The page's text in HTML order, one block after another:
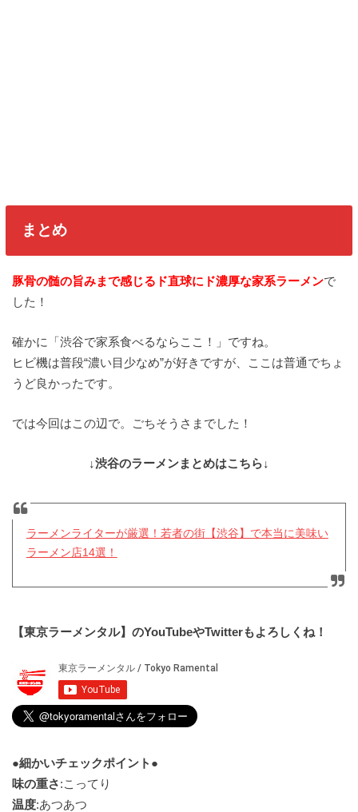
まとめ
豚骨の髄の旨みまで感じるド直球にド濃厚な家系ラーメンで
した！
確かに「渋谷で家系食べるならここ！」ですね。
ヒビ機は普段“濃い目少なめ”が好きですが、ここは普通でちょ
うど良かったです。
では今回はこの辺で。ごちそうさまでした！
↓渋谷のラーメンまとめはこちら↓
ラーメンライターが厳選！若者の街【渋谷】で本当に美味い
ラーメン店14選！
【東京ラーメンタル】のYouTubeやTwitterもよろしくね！
●細かいチェックポイント●
味の重さ:こってり
温度:あつあつ